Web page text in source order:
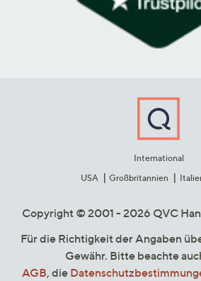
International
USA
Großbritannien
Copyright © 2001 - 2026 QVC
Für die Richtigkeit der Angaben
Gewähr. Bitte beachte
AGB, die